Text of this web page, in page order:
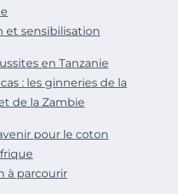
et sensibilisation
en Tanzanie
: les ginneries de la
de la Zambie
pour le coton
à parcourir